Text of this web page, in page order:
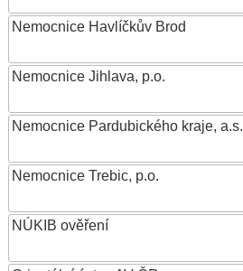
Nemocnice Havlíčkův Brod
Nemocnice Jihlava, p.o.
Nemocnice Pardubického kraje, a.s.
Nemocnice Trebic, p.o.
NÚKIB ověření